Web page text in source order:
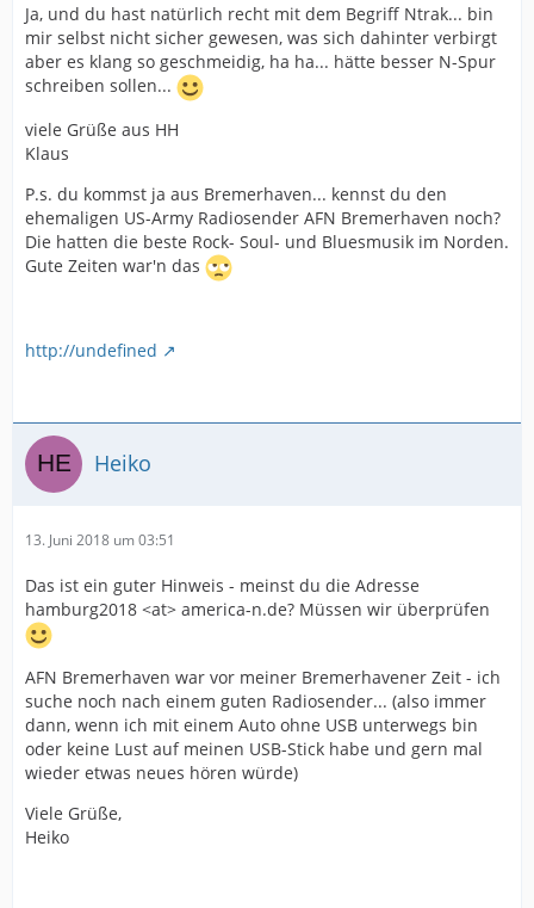
Ja, und du hast natürlich recht mit dem Begriff Ntrak... bin
mir selbst nicht sicher gewesen, was sich dahinter verbirgt
aber es klang so geschmeidig, ha ha... hätte besser N-Spur
schreiben sollen...
viele Grüße aus HH
Klaus
P.s. du kommst ja aus Bremerhaven... kennst du den
ehemaligen US-Army Radiosender AFN Bremerhaven noch?
Die hatten die beste Rock- Soul- und Bluesmusik im Norden.
Gute Zeiten war'n das
http://undefined
Heiko
13. Juni 2018 um 03:51
Das ist ein guter Hinweis - meinst du die Adresse
hamburg2018 <at> america-n.de? Müssen wir überprüfen
AFN Bremerhaven war vor meiner Bremerhavener Zeit - ich
suche noch nach einem guten Radiosender... (also immer
dann, wenn ich mit einem Auto ohne USB unterwegs bin
oder keine Lust auf meinen USB-Stick habe und gern mal
wieder etwas neues hören würde)
Viele Grüße,
Heiko